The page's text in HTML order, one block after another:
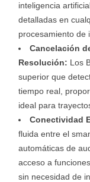
inteligencia
detalladas en
procesamiento de
Cancelación
Resolución: Los
superior que
tiempo real,
ideal para
Conectividad
fluida entre el
automáticas de
acceso a
sin necesidad de